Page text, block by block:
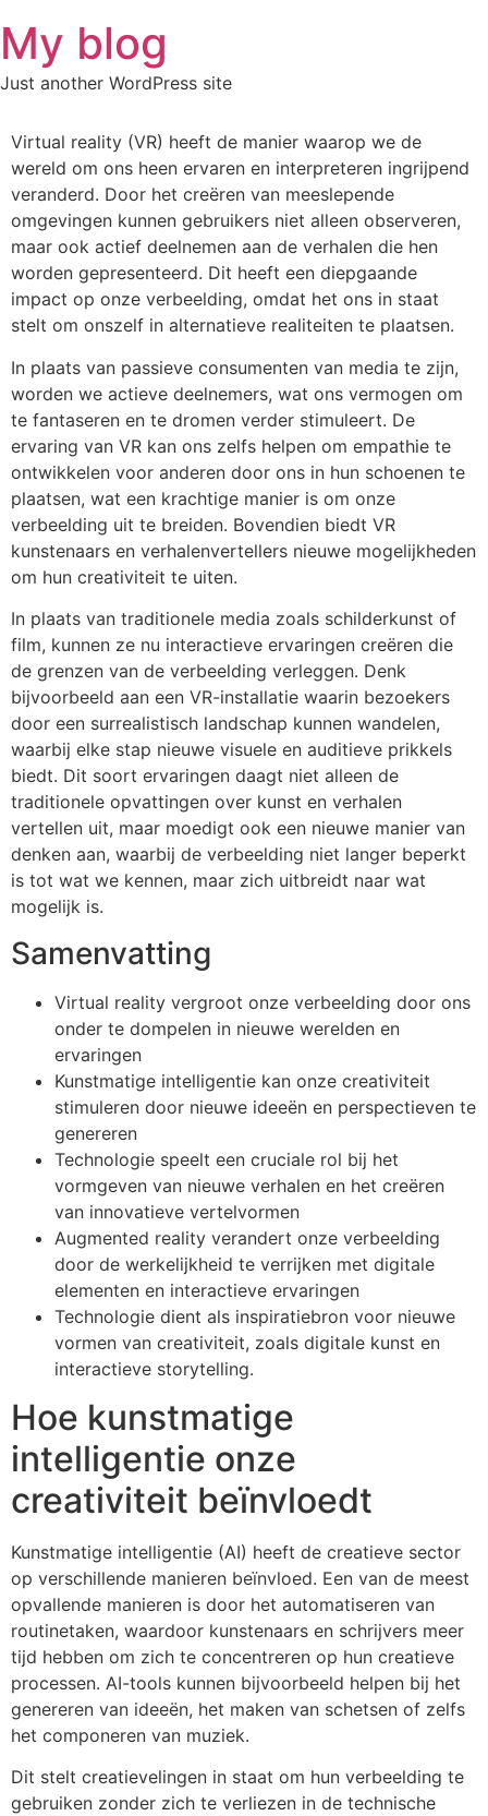
to
content
My blog
Just another WordPress site
Virtual reality (VR) heeft de manier waarop we de
wereld om ons heen ervaren en interpreteren ingrijpend
veranderd. Door het creëren van meeslepende
omgevingen kunnen gebruikers niet alleen observeren,
maar ook actief deelnemen aan de verhalen die hen
worden gepresenteerd. Dit heeft een diepgaande
impact op onze verbeelding, omdat het ons in staat
stelt om onszelf in alternatieve realiteiten te plaatsen.
In plaats van passieve consumenten van media te zijn,
worden we actieve deelnemers, wat ons vermogen om
te fantaseren en te dromen verder stimuleert. De
ervaring van VR kan ons zelfs helpen om empathie te
ontwikkelen voor anderen door ons in hun schoenen te
plaatsen, wat een krachtige manier is om onze
verbeelding uit te breiden. Bovendien biedt VR
kunstenaars en verhalenvertellers nieuwe mogelijkheden
om hun creativiteit te uiten.
In plaats van traditionele media zoals schilderkunst of
film, kunnen ze nu interactieve ervaringen creëren die
de grenzen van de verbeelding verleggen. Denk
bijvoorbeeld aan een VR-installatie waarin bezoekers
door een surrealistisch landschap kunnen wandelen,
waarbij elke stap nieuwe visuele en auditieve prikkels
biedt. Dit soort ervaringen daagt niet alleen de
traditionele opvattingen over kunst en verhalen
vertellen uit, maar moedigt ook een nieuwe manier van
denken aan, waarbij de verbeelding niet langer beperkt
is tot wat we kennen, maar zich uitbreidt naar wat
mogelijk is.
Samenvatting
Virtual reality vergroot onze verbeelding door ons
onder te dompelen in nieuwe werelden en
ervaringen
Kunstmatige intelligentie kan onze creativiteit
stimuleren door nieuwe ideeën en perspectieven te
genereren
Technologie speelt een cruciale rol bij het
vormgeven van nieuwe verhalen en het creëren
van innovatieve vertelvormen
Augmented reality verandert onze verbeelding
door de werkelijkheid te verrijken met digitale
elementen en interactieve ervaringen
Technologie dient als inspiratiebron voor nieuwe
vormen van creativiteit, zoals digitale kunst en
interactieve storytelling.
Hoe kunstmatige
intelligentie onze
creativiteit beïnvloedt
Kunstmatige intelligentie (AI) heeft de creatieve sector
op verschillende manieren beïnvloed. Een van de meest
opvallende manieren is door het automatiseren van
routinetaken, waardoor kunstenaars en schrijvers meer
tijd hebben om zich te concentreren op hun creatieve
processen. AI-tools kunnen bijvoorbeeld helpen bij het
genereren van ideeën, het maken van schetsen of zelfs
het componeren van muziek.
Dit stelt creatievelingen in staat om hun verbeelding te
gebruiken zonder zich te verliezen in de technische